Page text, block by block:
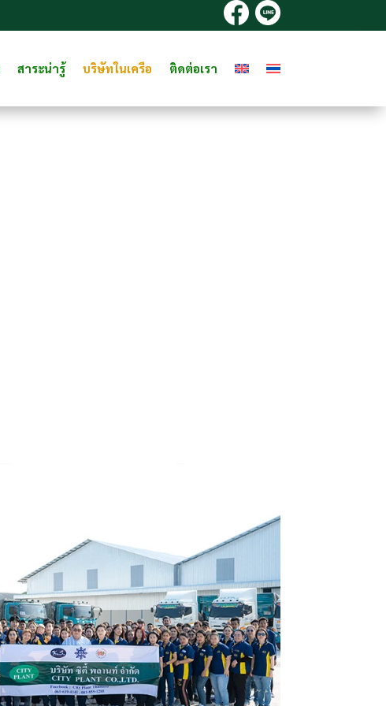
สาระน่ารู้ บริษัทในเครือ ติดต่อเรา